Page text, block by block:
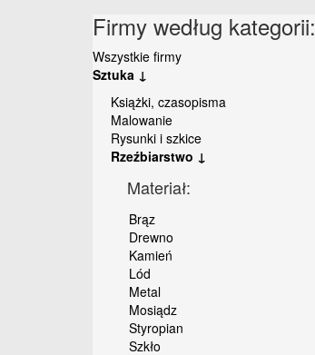
Firmy według kategorii:
Wszystkie firmy
Sztuka ↓
Książki, czasopisma
Malowanie
Rysunki i szkice
Rzeźbiarstwo ↓
Materiał:
Brąz
Drewno
Kamień
Lód
Metal
Mosiądz
Styropian
Szkło